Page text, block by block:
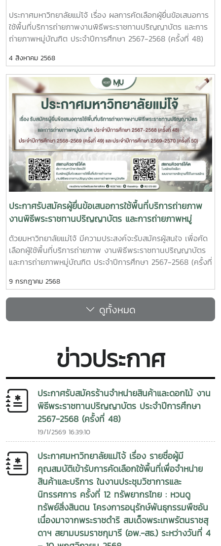
ปริญญาบัตร และการถ่ายภาพหมู่บัณฑิต ประจำปีการ
ศึกษา 2567-2568 (ครั้งที่ 48) ประจำปีการศึกษา 2568-
2569 (ครั้งที่ 49) และประจำปีการศึกษา 2569-2570 (ครั้ง
ประกาศมหาวิทยาลัยแม่โจ้ เรื่อง ผลการคัดเลือกผู้ยื่นข้อเสนอการ
ใช้พื้นที่บริการถ่ายภาพงานพิธีพระราชทานปริญญาบัตร และการ
ถ่ายภาพหมู่บัณฑิต ประจำปีการศึกษา 2567-2568 (ครั้งที่ 48)
2569-2570 (ครั้งที่ 50)
4 สิงหาคม 2568
ประกาศรับสมัครผู้ยื่นข้อเสนอการใช้พื้นที่บริการถ่ายภาพ
งานพิธีพระราชทานปริญญาบัตร และการถ่ายภาพหมู่
บัณฑิต ครั้งที่ 48 ครั้ง 49 และครั้งที่ 50
ด้วยมหาวิทยาลัยแม่โจ้ มีความประสงค์จะรับสมัครผู้สนใจ เพื่อคัด
เลือกผู้ใช้พื้นที่บริการถ่ายภาพ งานพิธีพระราชทานปริญญาบัตร
และการถ่ายภาพหมู่บัณฑิต ประจำปีการศึกษา 2567-2568 (ครั้งที่
ศึกษา 2569-2570 (ครั้งที่ 50) ตามรายละเอียดดังนี้ ประกาศ
มหาวิทยาลัยแม่โจ้ เรื่อง รับสมัครผู้ยื่นข้อเสนอการใช้พื้นที่บริการ
ถ่ายภาพงานพิธีพระราชทานปริญญาบัตร และการถ่ายภาพหมู่
บัณฑิต ประจำปีการศึกษา 2567-2568 (ครั้งที่ 48) ประจำปีการ
2570 (ครั้งที่ 50) ใบสมัครคัดเลือก , แบบรายการหลักฐานที่ใช้ใน
9 กรกฎาคม 2568
ดูทั้งหมด
ข่าวประกาศ
ประกาศรับสมัครร้านจำหน่ายสินค้าและดอกไม้ งาน
พิธีพระราชทานปริญญาบัตร ประจำปีการศึกษา
2567-2568 (ครั้งที่ 48)
19/1/2569 16:39:10
ประกาศมหาวิทยาลัยแม่โจ้ เรื่อง รายชื่อผู้มี
คุณสมบัติเข้ารับการคัดเลือกใช้พื้นที่เพื่อจำหน่าย
สินค้าและบริการ ในงานประชุมวิชาการและ
นิทรรศการ ครั้งที่ 12 ทรัพยากรไทย : หวนดู
ทรัพย์สิ่งสินตน โครงการอนุรักษ์พันธุกรรมพืชอัน
เนื่องมาจากพระราชดำริ สมเด็จพระเทพรัตนราชสุ
ดาฯ สยามบรมราชกุมารี (อพ.-สธ.) ระหว่างวันที่ 4